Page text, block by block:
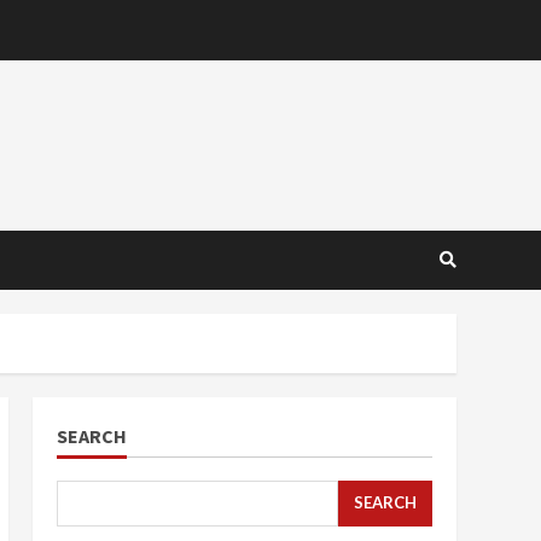
SEARCH
SEARCH